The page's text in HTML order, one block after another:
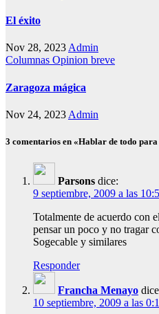
El éxito
Nov 28, 2023 Admin
Columnas Opinion breve
Zaragoza mágica
Nov 24, 2023 Admin
3 comentarios en «Hablar de todo
Parsons dice:
9 septiembre, 2009 a las
Totalmente de acuerdo con
pensar un poco y no tragar
Sogecable y similares
Responder
Francha Menayo
10 septiembre, 2009 a las